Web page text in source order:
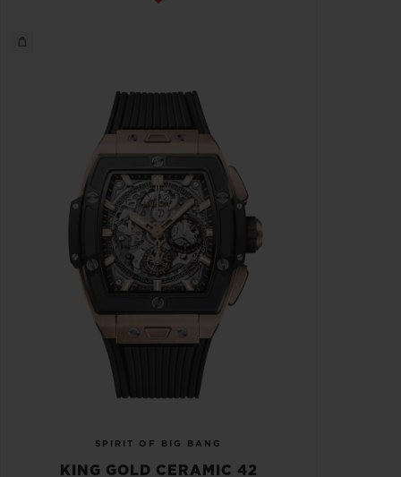
SPIRIT OF BIG BANG
KING GOLD CERAMIC 42